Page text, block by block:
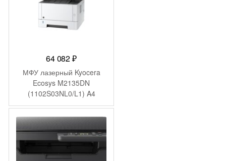
64 082₽
МФУ лазерный Kyocera
Ecosys M2135DN
(1102S03NL0/L1) A4
Duplex белый